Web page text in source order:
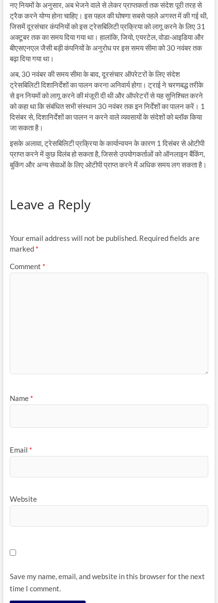
नए नियमों के अनुसार, अब भेजने वाले से लेकर प्राप्तकर्ता तक संदेश पूरी तरह से
ट्रैक करने योग्य होना चाहिए। इस पहल की घोषणा सबसे पहले अगस्त में की गई थी,
जिसमें दूरसंचार कंपनियों को इस ट्रेसबिलिटी प्रक्रिया को लागू करने के लिए 31
अक्टूबर तक का समय दिया गया था। हालांकि, जियो, एयरटेल, वोडा-आइडिया और
बीएसएनएल जैसी बड़ी कंपनियों के अनुरोध पर इस समय सीमा को 30 नवंबर तक
बढ़ा दिया गया था।
अब, 30 नवंबर की समय सीमा के बाद, दूरसंचार ऑपरेटरों के लिए संदेश
ट्रेसबिलिटी दिशानिर्देशों का पालन करना अनिवार्य होगा। ट्राई ने चरणबद्ध तरीके
से इन नियमों को लागू करने की मंजूरी दी थी और ऑपरेटरों से यह सुनिश्चित करने
को कहा था कि संबंधित सभी संस्थान 30 नवंबर तक इन निर्देशों का पालन करें। 1
दिसंबर से, दिशानिर्देशों का पालन न करने वाले व्यवसायों के संदेशों को ब्लॉक किया
जा सकता है।
इसके अलावा, ट्रेसबिलिटी प्रक्रिया के कार्यान्वयन के कारण 1 दिसंबर से ओटीपी
प्राप्त करने में कुछ विलंब हो सकता है, जिससे उपयोगकर्ताओं को ऑनलाइन बैंकिंग,
बुकिंग और अन्य सेवाओं के लिए ओटीपी प्राप्त करने में अधिक समय लग सकता है।
Leave a Reply
Your email address will not be published. Required fields are
marked *
Comment *
Name *
Email *
Website
Save my name, email, and website in this browser for the next
time I comment.